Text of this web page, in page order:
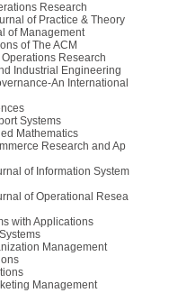
Research
of Practice & Theory
of Management
of The ACM
Research
Industrial Engineering
An International
Systems
Mathematics
Research and Ap
of Information System
of Operational Resea
with Applications
Management
Management